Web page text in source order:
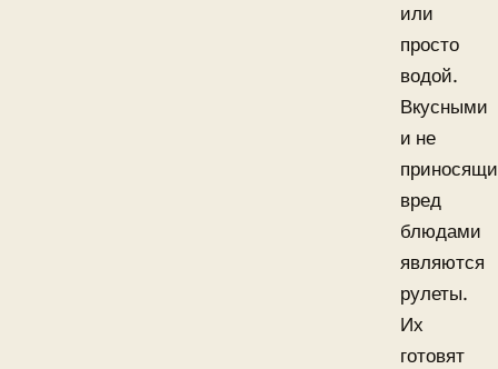
или
просто
водой.
Вкусными
и не
вред
блюдами
являются
рулеты.
Их
готовят